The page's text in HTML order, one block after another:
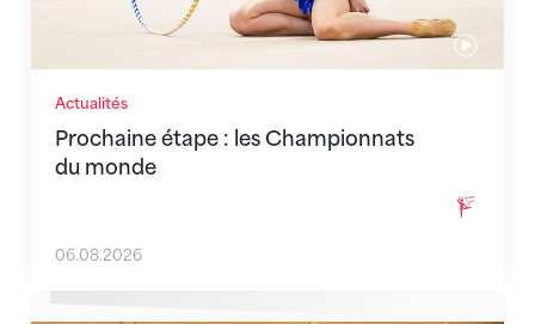
Actualités
Prochaine étape : les Championnats
du monde
06.08.2026